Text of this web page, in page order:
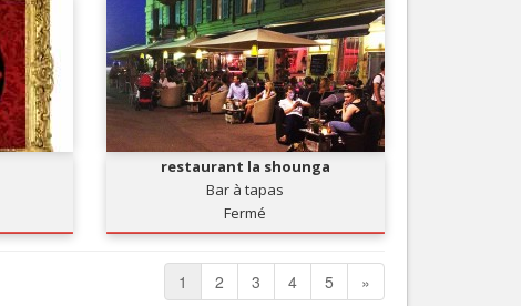
restaurant la shounga
Bar à tapas
Fermé
1 2 3 4 5 »